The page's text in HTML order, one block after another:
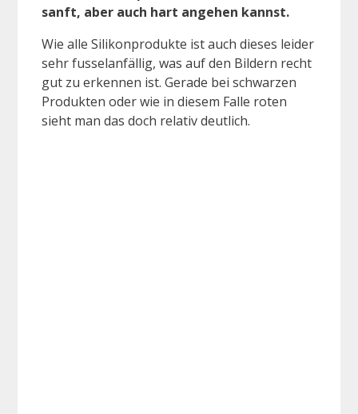
sanft, aber auch hart angehen kannst.
Wie alle Silikonprodukte ist auch dieses leider
sehr fusselanfällig, was auf den Bildern recht
gut zu erkennen ist. Gerade bei schwarzen
Produkten oder wie in diesem Falle roten
sieht man das doch relativ deutlich.